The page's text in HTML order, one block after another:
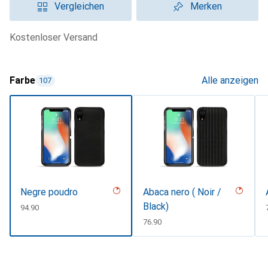
Vergleichen Merken
kostenloser Versand
Farbe 107 Alle anzeigen
Negre poudro
CHF
94.90
Abaca nero ( Noir /
Black)
CHF
76.90